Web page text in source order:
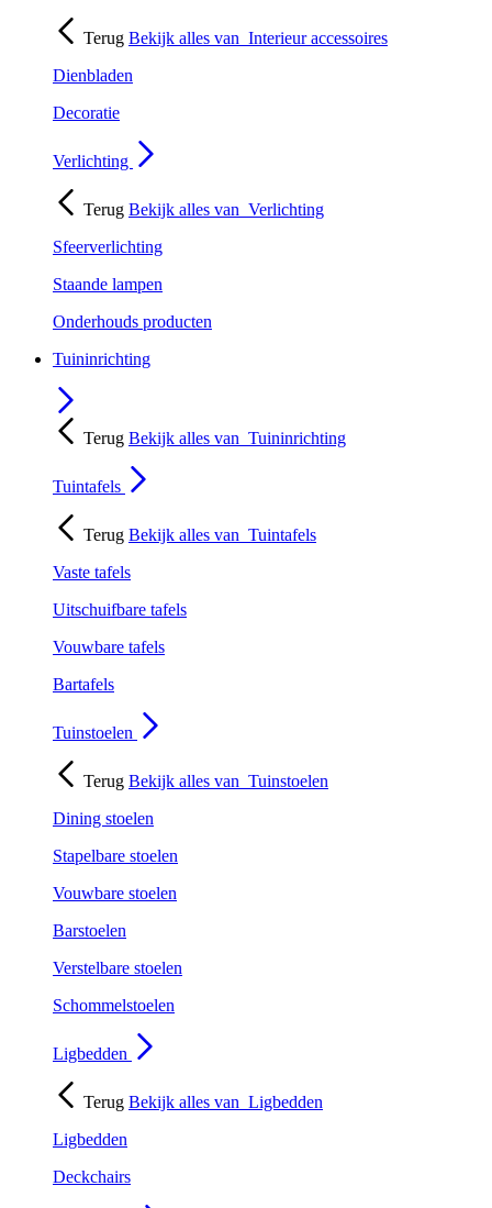
Terug Bekijk alles van Interieur accessoires
Dienbladen
Decoratie
Verlichting
Terug Bekijk alles van Verlichting
Sfeerverlichting
Staande lampen
Onderhouds producten
Tuininrichting
Terug Bekijk alles van Tuininrichting
Tuintafels
Terug Bekijk alles van Tuintafels
Vaste tafels
Uitschuifbare tafels
Vouwbare tafels
Bartafels
Tuinstoelen
Terug Bekijk alles van Tuinstoelen
Dining stoelen
Stapelbare stoelen
Vouwbare stoelen
Barstoelen
Verstelbare stoelen
Schommelstoelen
Ligbedden
Terug Bekijk alles van Ligbedden
Ligbedden
Deckchairs